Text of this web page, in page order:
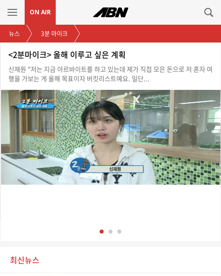
ON AIR
뉴스 3분 마이크
<2분마이크> 올해 이루고 싶은 계획
신재원 "저는 지금 아르바이트를 하고 있는데 제가 직접 모은 돈으로 저 혼자 여
행을 가보는 게 올해 목표이자 버킷리스트예요. 일단...
최신뉴스